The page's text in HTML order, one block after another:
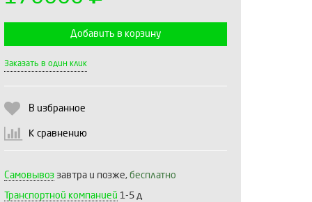
Добавить в корзину
Заказать в один клик
В избранное
К сравнению
Самовывоз завтра и позже, бесплатно
Транспортной компанией 1-5 д